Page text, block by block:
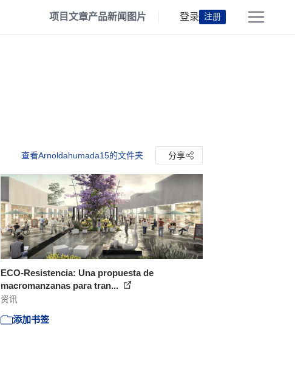
项目文章产品新闻 图片 登录 注册
查看Arnoldahumada15的文件夹 分享
ECO-Resistencia: Una propuesta de
macromanzanas para tran...
资讯
添加书签